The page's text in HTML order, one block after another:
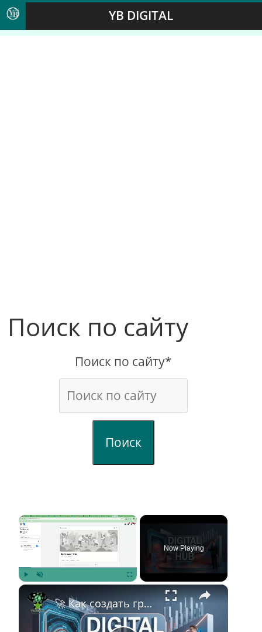
YB DIGITAL
Поиск по сайту
Поиск по сайту*
Поиск
×
Now Playing
×
🚀 Как создать группу Facebook с миниатюрой, созданной с помощью ИИ | Digital Growth Hub